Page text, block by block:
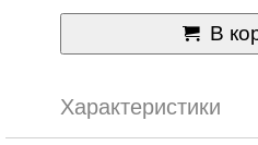
В
Характеристики